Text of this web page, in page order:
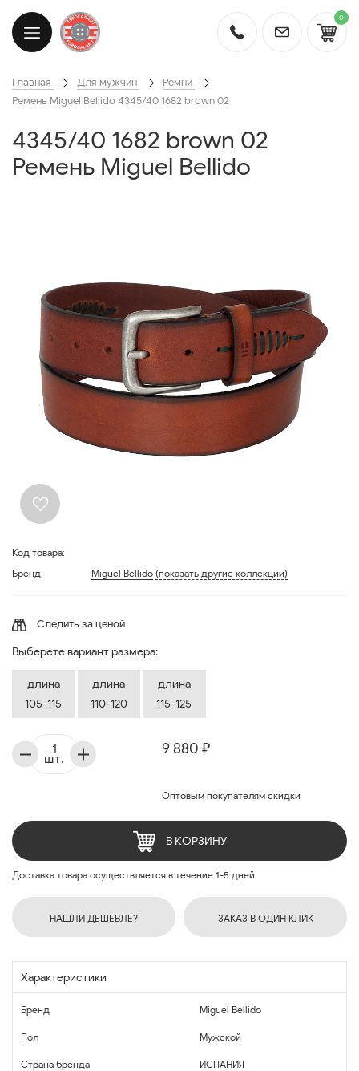
0
Главная Для мужчин
Ремни
Ремень Miguel Bellido 4345/40 1682 brown 02
4345/40 1682 brown 02
Ремень Miguel Bellido
Код товара:
Бренд:
Miguel Bellido (показать другие коллекции)
Следить за ценой
Выберете вариант размера:
длина
105-115
длина
110-120
длина
115-125
9 880 ₽
Оптовым покупателям скидки
шт.
В КОРЗИНУ
Доставка товара осуществляется в течение 1-5 дней
НАШЛИ ДЕШЕВЛЕ? ЗАКАЗ В ОДИН КЛИК
Характеристики
Бренд Miguel Bellido
Пол Мужской
Страна бренда ИСПАНИЯ